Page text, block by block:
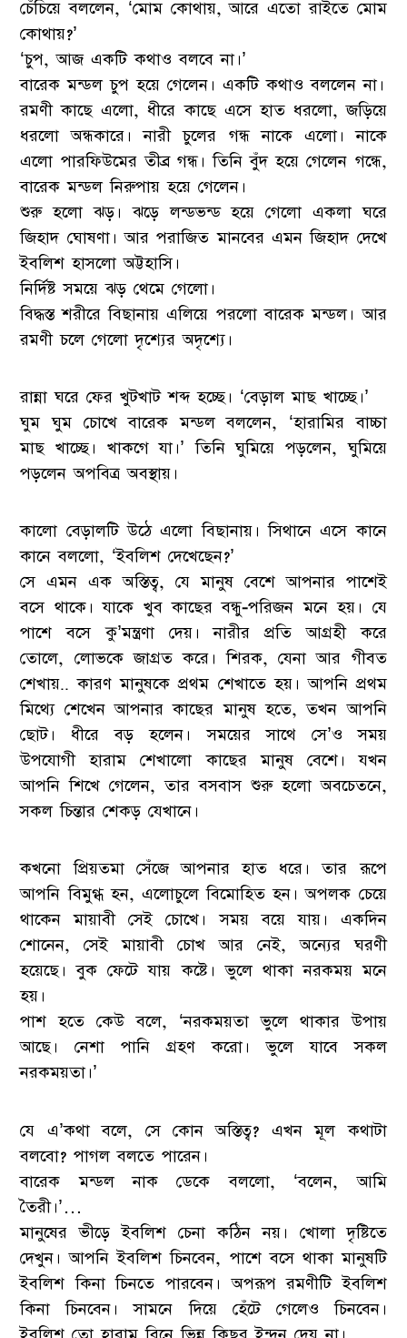
চেঁচিয়ে বললেন, ‘মোম কোথায়, আরে এতো রাইতে মোম
কোথায়?’
‘চুপ, আজ একটি কথাও বলবে না।’
বারেক মন্ডল চুপ হয়ে গেলেন। একটি কথাও বললেন না।
রমণী কাছে এলো, ধীরে কাছে এসে হাত ধরলো, জড়িয়ে
ধরলো অন্ধকারে। নারী চুলের গন্ধ নাকে এলো। নাকে
এলো পারফিউমের তীব্র গন্ধ। তিনি বুঁদ হয়ে গেলেন গন্ধে,
বারেক মন্ডল নিরুপায় হয়ে গেলেন।
শুরু হলো ঝড়। ঝড়ে লন্ডভন্ড হয়ে গেলো একলা ঘরে
জিহাদ ঘোষণা। আর পরাজিত মানবের এমন জিহাদ দেখে
ইবলিশ হাসলো অট্টহাসি।
নির্দিষ্ট সময়ে ঝড় থেমে গেলো।
বিদ্ধস্ত শরীরে বিছানায় এলিয়ে পরলো বারেক মন্ডল। আর
রমণী চলে গেলো দৃশ্যের অদৃশ্যে।
রান্না ঘরে ফের খুটখাট শব্দ হচ্ছে। ‘বেড়াল মাছ খাচ্ছে।’
ঘুম ঘুম চোখে বারেক মন্ডল বললেন, ‘হারামির বাচ্চা
মাছ খাচ্ছে। খাকগে যা।’ তিনি ঘুমিয়ে পড়লেন, ঘুমিয়ে
পড়লেন অপবিত্র অবস্থায়।
কালো বেড়ালটি উঠে এলো বিছানায়। সিথানে এসে কানে
কানে বললো, ‘ইবলিশ দেখেছেন?’
সে এমন এক অস্তিত্ব, যে মানুষ বেশে আপনার পাশেই
বসে থাকে। যাকে খুব কাছের বন্ধু-পরিজন মনে হয়। যে
পাশে বসে কু’মন্ত্রণা দেয়। নারীর প্রতি আগ্রহী করে
তোলে, লোভকে জাগ্রত করে। শিরক, যেনা আর গীবত
শেখায়.. কারণ মানুষকে প্রথম শেখাতে হয়। আপনি প্রথম
মিথ্যে শেখেন আপনার কাছের মানুষ হতে, তখন আপনি
ছোট। ধীরে বড় হলেন। সময়ের সাথে সে’ও সময়
উপযোগী হারাম শেখালো কাছের মানুষ বেশে। যখন
আপনি শিখে গেলেন, তার বসবাস শুরু হলো অবচেতনে,
সকল চিন্তার শেকড় যেখানে।
কখনো প্রিয়তমা সেঁজে আপনার হাত ধরে। তার রূপে
আপনি বিমুগ্ধ হন, এলোচুলে বিমোহিত হন। অপলক চেয়ে
থাকেন মায়াবী সেই চোখে। সময় বয়ে যায়। একদিন
শোনেন, সেই মায়াবী চোখ আর নেই, অন্যের ঘরণী
হয়েছে। বুক ফেটে যায় কষ্টে। ভুলে থাকা নরকময় মনে
হয়।
পাশ হতে কেউ বলে, ‘নরকময়তা ভুলে থাকার উপায়
আছে। নেশা পানি গ্রহণ করো। ভুলে যাবে সকল
নরকময়তা।’
যে এ’কথা বলে, সে কোন অস্তিত্ব? এখন মূল কথাটা
বলবো? পাগল বলতে পারেন।
বারেক মন্ডল নাক ডেকে বললো, ‘বলেন, আমি
তৈরী।’…
মানুষের ভীড়ে ইবলিশ চেনা কঠিন নয়। খোলা দৃষ্টিতে
দেখুন। আপনি ইবলিশ চিনবেন, পাশে বসে থাকা মানুষটি
ইবলিশ কিনা চিনতে পারবেন। অপরূপ রমণীটি ইবলিশ
কিনা চিনবেন। সামনে দিয়ে হেঁটে গেলেও চিনবেন।